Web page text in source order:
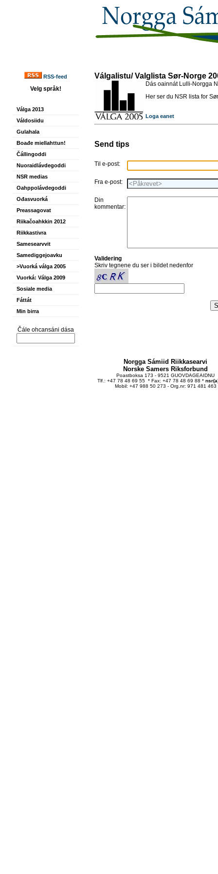
RSS-feed
Velg språk!
Válga 2013
Váldosiidu
Gulahala
Boađe miellahttun!
Čállingoddi
Nuoraidlávdegoddi
NSR medias
Oahppolávdegoddi
Ođasvuorká
Preassagovat
Riikačoahkkin 2012
Riikkastivra
Samesearvvit
Samediggejoavku
>Vuorká válga 2005
Vuorká: Válga 2009
Sosiale media
Fáttát
Min birra
Čále ohcansáni dása
Válgalistu/ Valglista Sør-Norge
Dás oainnát Lulli-Norgga
Her ser du NSR lista for
Loga eanet
Send tips
Til e-post:
Fra e-post:
Din
kommentar:
Validering
Skriv tegnene du ser i bildet nedenfor
Norgga Sámiid Riikkasearvi
Norske Samers Riksforbund
Poastboksa 173 - 9521 GUOVDAGEAIDNU
Tlf.: +47 78 48 69 55 * Fax: +47 78 48 69 88 *
Mobil: +47 988 50 273 - Org.nr: 971 481 463